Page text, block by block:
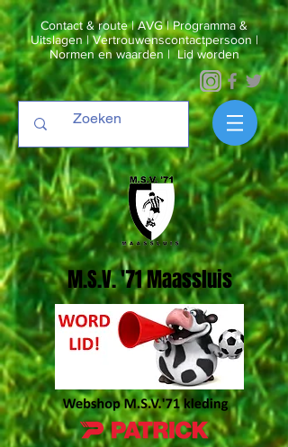
Contact & route|AVG|Programma &
Uitslagen|Vertrouwenscontactpersoon |
Normen en waarden | Lid worden
M.S.V. '71 Maassluis